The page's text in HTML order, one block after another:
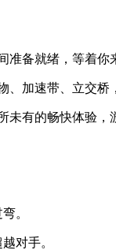
准备就绪，等着你
、加速带、立交桥
未有的畅快体验
。
对手。